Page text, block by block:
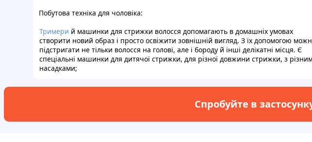
Побутова техніка для чоловіка:
Тримери й машинки для стрижки волосся допомагають в домашніх умовах
створити новий образ і просто освіжити зовнішній вигляд. З їх допомогою
підстригати не тільки волосся на голові, але і бороду й інші делікатні місця. Є
спеціальні машинки для дитячої стрижки, для різної довжини стрижки, з
насадками;
Спробуйте в